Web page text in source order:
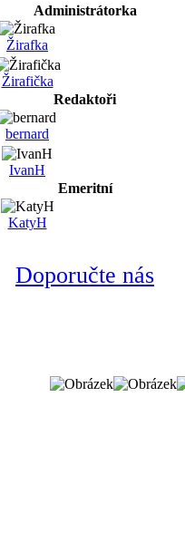
Administrátorka
Žirafka
Žirafička
Redaktoři
bernard
IvanH
Emeritní
KatyH
Doporučte nás